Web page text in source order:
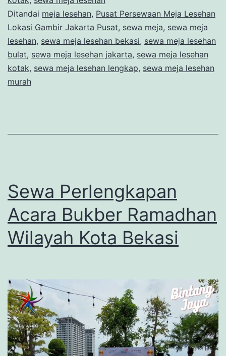
Ditandai meja lesehan, Pusat Persewaan Meja Lesehan
Lokasi Gambir Jakarta Pusat, sewa meja, sewa meja
lesehan, sewa meja lesehan bekasi, sewa meja lesehan
bulat, sewa meja lesehan jakarta, sewa meja lesehan
kotak, sewa meja lesehan lengkap, sewa meja lesehan
murah
Sewa Perlengkapan
Acara Bukber Ramadhan
Wilayah Kota Bekasi